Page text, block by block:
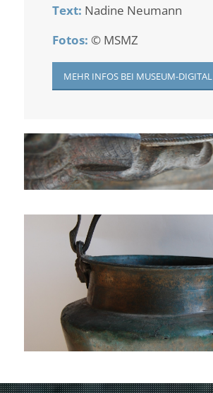
Text: Nadine Neumann
Fotos: © MSMZ
MEHR INFOS BEI MUSEUM-DIGITAL